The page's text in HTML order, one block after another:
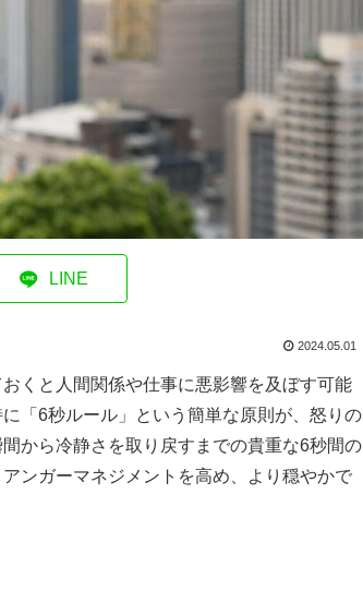
LINE
2024.05.01
くと人間関係や仕事に悪影響を及ぼす可能
「6秒ルール」という簡単な原則が、怒りの
から冷静さを取り戻すまでの貴重な6秒間の
ンガーマネジメントを高め、より穏やかで